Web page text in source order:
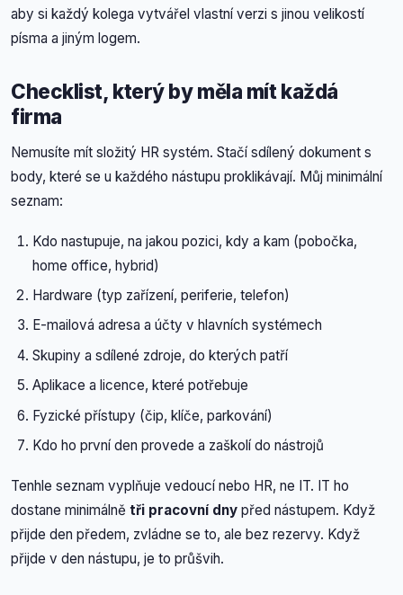
aby si každý kolega vytvářel vlastní verzi s jinou velikostí
písma a jiným logem.
Checklist, který by měla mít každá
firma
Nemusíte mít složitý HR systém. Stačí sdílený dokument s
body, které se u každého nástupu proklikávají. Můj minimální
seznam:
Kdo nastupuje, na jakou pozici, kdy a kam (pobočka,
home office, hybrid)
Hardware (typ zařízení, periferie, telefon)
E-mailová adresa a účty v hlavních systémech
Skupiny a sdílené zdroje, do kterých patří
Aplikace a licence, které potřebuje
Fyzické přístupy (čip, klíče, parkování)
Kdo ho první den provede a zaškolí do nástrojů
Tenhle seznam vyplňuje vedoucí nebo HR, ne IT. IT ho
dostane minimálně tři pracovní dny před nástupem. Když
přijde den předem, zvládne se to, ale bez rezervy. Když
přijde v den nástupu, je to průšvih.